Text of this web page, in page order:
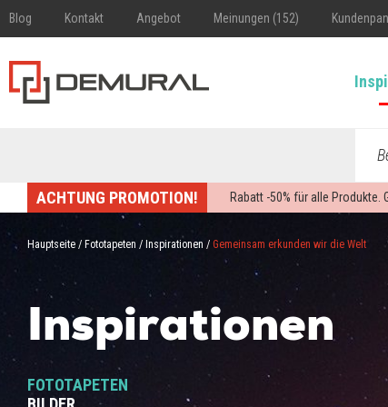
Blog Kontakt Angebot Meinungen (152)
ACHTUNG PROMOTION! Rabatt -50% für alle Produkte.
Hauptseite / Fototapeten / Inspirationen / Gemeinsam erkunden wir die Welt
Inspirationen
FOTOTAPETEN